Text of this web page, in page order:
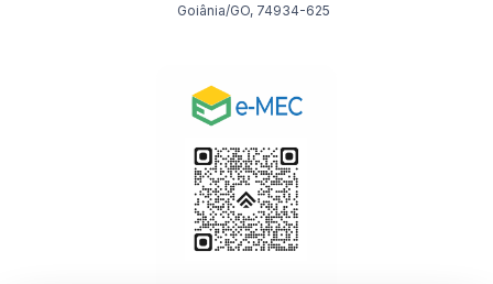
Goiânia/GO, 74934-625